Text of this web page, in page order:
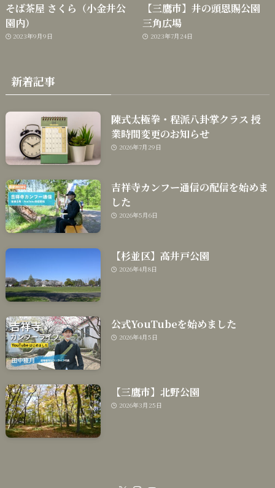
そば茶屋 さくら（小金井公
園内）
2023年9月9日
【三鷹市】井の頭恩賜公園
三角広場
2023年7月24日
新着記事
陳式太極拳・程派八卦掌クラス 授
業時間変更のお知らせ
2026年7月29日
吉祥寺カンフー通信の配信を始めま
した
2026年5月6日
【杉並区】高井戸公園
2026年4月8日
公式YouTubeを始めました
2026年4月5日
【三鷹市】北野公園
2026年3月25日